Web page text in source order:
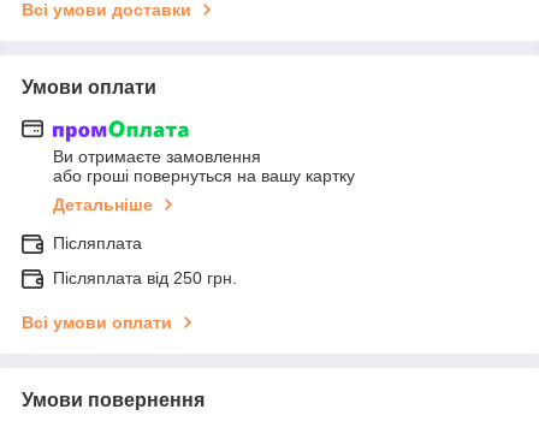
Всі умови доставки
Умови оплати
Ви отримаєте замовлення
або гроші повернуться на вашу картку
Детальніше
Післяплата
Післяплата від 250 грн.
Всі умови оплати
Умови повернення